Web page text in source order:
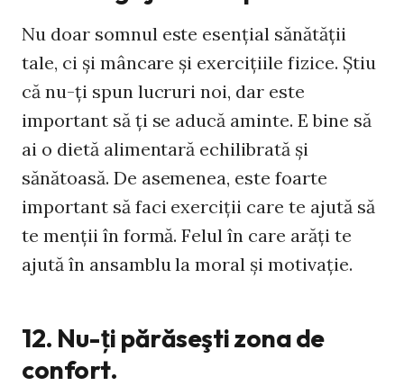
Nu doar somnul este esenţial sănătăţii
tale, ci şi mâncare şi exerciţiile fizice. Ştiu
că nu-ţi spun lucruri noi, dar este
important să ţi se aducă aminte. E bine să
ai o dietă alimentară echilibrată şi
sănătoasă. De asemenea, este foarte
important să faci exerciţii care te ajută să
te menţii în formă. Felul în care arăţi te
ajută în ansamblu la moral şi motivaţie.
12. Nu-ţi părăseşti zona de
confort.